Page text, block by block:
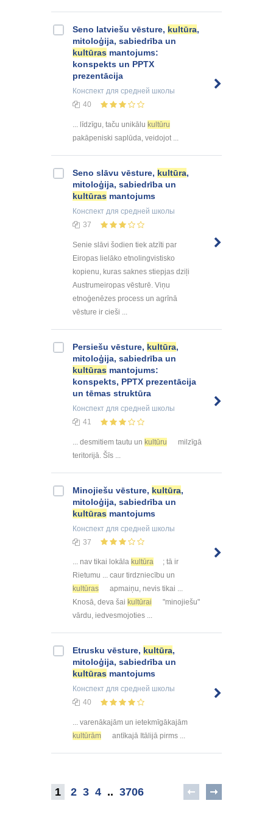
Seno latviešu vēsture, kultūra,
mitoloģija, sabiedrība un
kultūras mantojums:
konspekts un PPTX
prezentācija
Конспект для средней школы
40
... līdzīgu, taču unikālu kultūru
pakāpeniski saplūda, veidojot ...
Seno slāvu vēsture, kultūra,
mitoloģija, sabiedrība un
kultūras mantojums
Конспект для средней школы
37
Senie slāvi šodien tiek atzīti par
Eiropas lielāko etnolingvistisko
kopienu, kuras saknes stiepjas dziļi
Austrumeiropas vēsturē. Viņu
etnoģenēzes process un agrīnā
vēsture ir cieši ...
Persiešu vēsture, kultūra,
mitoloģija, sabiedrība un
kultūras mantojums:
konspekts, PPTX prezentācija
un tēmas struktūra
Конспект для средней школы
41
... desmitiem tautu un kultūru
milzīgā
teritorijā. Šīs ...
Minojiešu vēsture, kultūra,
mitoloģija, sabiedrība un
kultūras mantojums
Конспект для средней школы
37
... nav tikai lokāla kultūra
; tā ir
Rietumu ... caur tirdzniecību un
kultūras
apmaiņu, nevis tikai ...
Knosā, deva šai kultūrai
"minojiešu"
vārdu, iedvesmojoties ...
Etrusku vēsture, kultūra,
mitoloģija, sabiedrība un
kultūras mantojums
Конспект для средней школы
40
... varenākajām un ietekmīgākajām
kultūrām
antīkajā Itālijā pirms ...
1 2 3 4 .. 3706